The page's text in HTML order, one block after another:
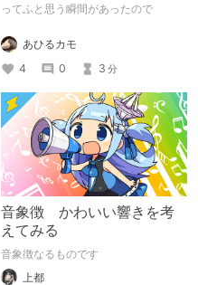
ってふと思う瞬間があったので
あひるカモ
4
0 3 分
音象徴 かわいい響きを考
えてみる
音象徴なるものです
上都